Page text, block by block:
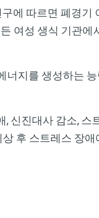
에 따르면 폐경기
여성 생식 기관에
너지를 생성하는
신진대사 감소, 스
후 스트레스 장애